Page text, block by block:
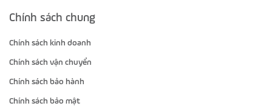
Chính sách chung
Chính sách kinh doanh
Chính sách vận chuyển
Chính sách bảo hành
Chính sách bảo mật